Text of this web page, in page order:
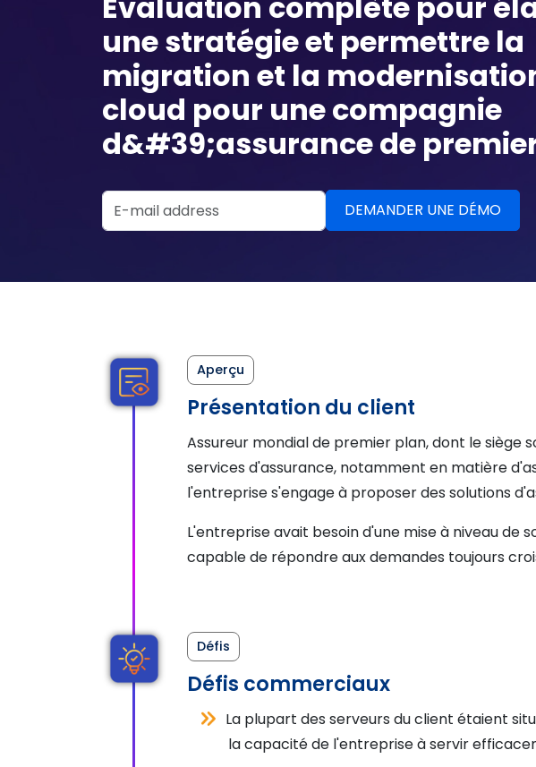
une stratégie et permettre la
migration et la
cloud pour une compagnie
d&#39;assurance de
Email Address
Aperçu
Présentation du client
Assureur mondial de premier plan, dont le siège
services d'assurance, notamment en matière
l'entreprise s'engage à proposer des solutions
L'entreprise avait besoin d'une mise à niveau
capable de répondre aux demandes toujours
Défis
Défis commerciaux
La plupart des serveurs du client étaient
la capacité de l'entreprise à servir